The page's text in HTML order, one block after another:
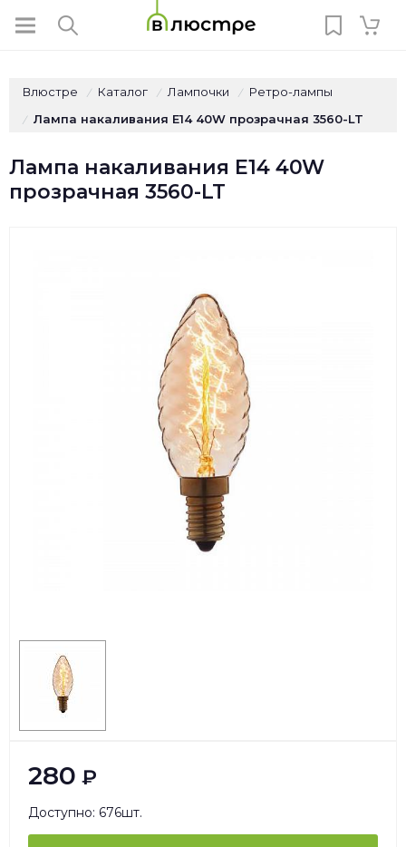
Влюстре / Каталог / Лампочки / Ретро-лампы
/ Лампа накаливания E14 40W прозрачная 3560-LT
Лампа накаливания E14 40W
прозрачная 3560-LT
280 ₽
Доступно: 676шт.